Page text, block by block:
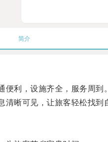
简介
利，设施齐全，服务周到。
晰可见，让旅客轻松找到